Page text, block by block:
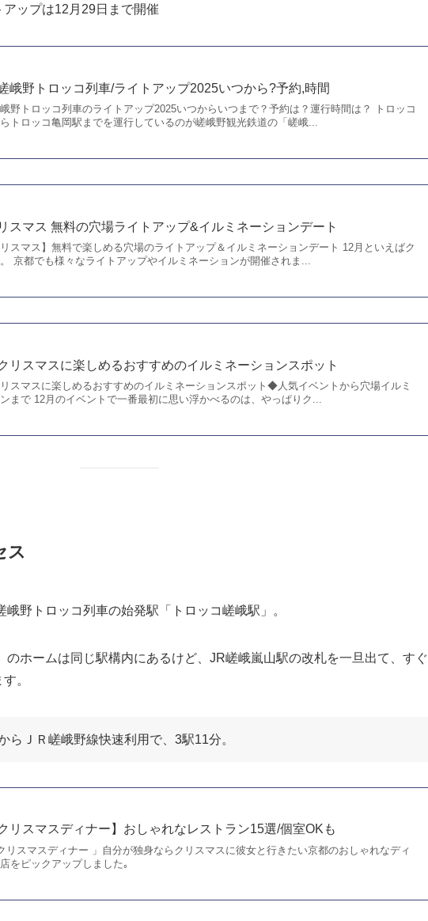
ップは12月29日まで開催
峨野トロッコ列車/ライトアップ2025いつから?予約,時間
野トロッコ列車のライトアップ2025いつからいつまで？予約は？運行時間は？ トロッコ
トロッコ亀岡駅までを運行しているのが嵯峨野観光鉄道の「嵯峨...
スマス 無料の穴場ライトアップ&イルミネーションデート
リスマス】無料で楽しめる穴場のライトアップ＆イルミネーションデート 12月といえばク
京都でも様々なライトアップやイルミネーションが開催されま...
リスマスに楽しめるおすすめのイルミネーションスポット
スマスに楽しめるおすすめのイルミネーションスポット◆人気イベントから穴場イルミ
まで 12月のイベントで一番最初に思い浮かべるのは、やっぱりク...
ス
野トロッコ列車の始発駅「トロッコ嵯峨駅」。
ホームは同じ駅構内にあるけど、JR嵯峨嵐山駅の改札を一旦出て、すぐ
。
らＪＲ嵯峨野線快速利用で、3駅11分。
クリスマスディナー】おしゃれなレストラン15選/個室OKも
リスマスディナー 」自分が独身ならクリスマスに彼女と行きたい京都のおしゃれなディ
をピックアップしました｡